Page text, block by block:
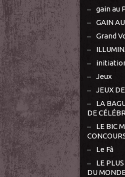
gain au
GAIN
Grand
Jeux
JEUX
LA
DE
LE BIC
Le Fâ
LE
DU